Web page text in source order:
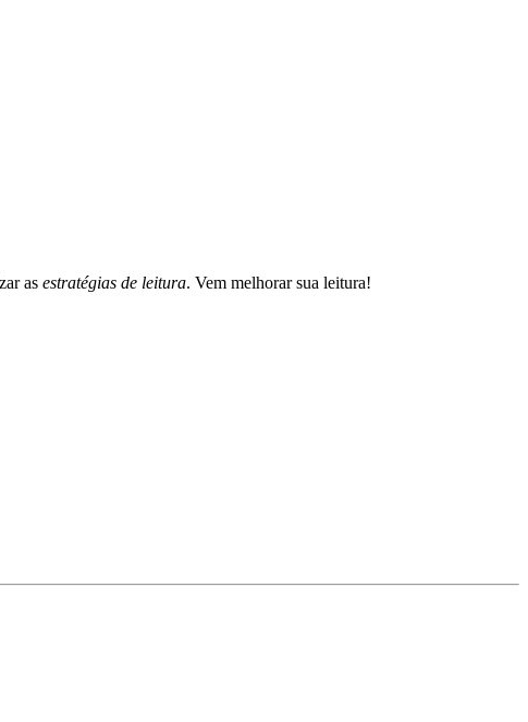
as estratégias de leitura. Vem melhorar sua leitura!